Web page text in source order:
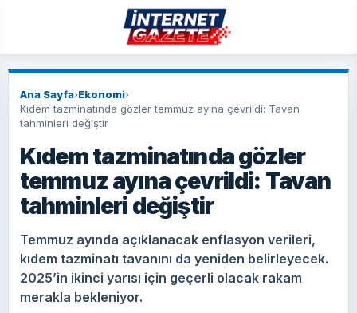
Ana Sayfa›Ekonomi›
Kıdem tazminatında gözler temmuz ayına çevrildi: Tavan
tahminleri değiştir
Kıdem tazminatında gözler
temmuz ayına çevrildi: Tavan
tahminleri değiştir
Temmuz ayında açıklanacak enflasyon verileri,
kıdem tazminatı tavanını da yeniden belirleyecek.
2025’in ikinci yarısı için geçerli olacak rakam
merakla bekleniyor.